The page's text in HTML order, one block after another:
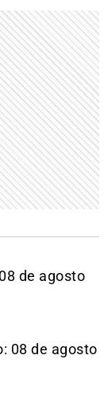
de agosto
08 de agosto